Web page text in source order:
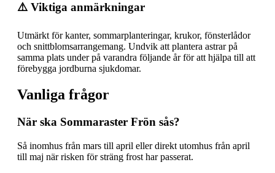
⚠️ Viktiga anmärkningar
Utmärkt för kanter, sommarplanteringar, krukor, fönsterlådor
och snittblomsarrangemang. Undvik att plantera astrar på
samma plats under på varandra följande år för att hjälpa till att
förebygga jordburna sjukdomar.
Vanliga frågor
När ska Sommaraster Frön sås?
Så inomhus från mars till april eller direkt utomhus från april
till maj när risken för sträng frost har passerat.